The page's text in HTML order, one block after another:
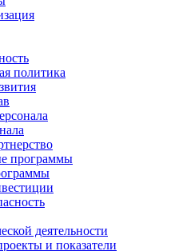
политика
программы
деятельности
и показатели